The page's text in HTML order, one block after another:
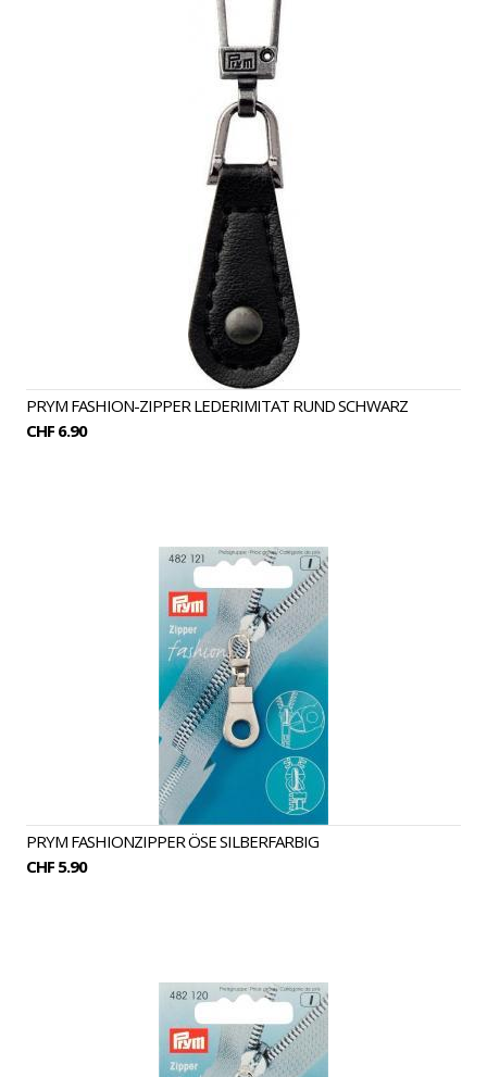
PRYM FASHION-ZIPPER LEDERIMITAT RUND SCHWARZ
CHF 6.90
PRYM FASHIONZIPPER ÖSE SILBERFARBIG
CHF 5.90